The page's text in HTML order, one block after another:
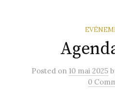
Posted on 10 mai 2025
0